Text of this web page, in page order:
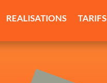
REALISATIONS TARIFS